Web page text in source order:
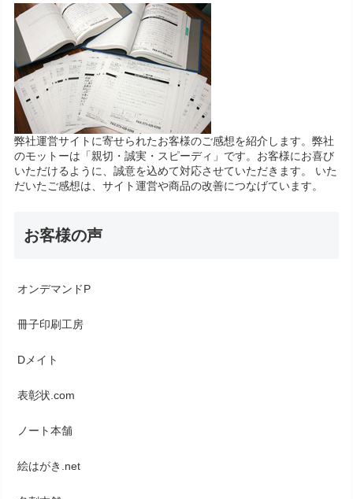
弊社運営サイトに寄せられたお客様のご感想を紹介します。弊社
のモットーは「親切・誠実・スピーディ」です。お客様にお喜び
いただけるように、誠意を込めて対応させていただきます。 いた
だいたご感想は、サイト運営や商品の改善につなげています。
お客様の声
オンデマンドP
冊子印刷工房
Dメイト
表彰状.com
ノート本舗
絵はがき.net